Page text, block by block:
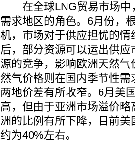
在全球LNG贸易市场中
需求地区的角色。6月份，
机，市场对于供应担忧的
后，部分资源可以运出供
源的竞争，影响欧洲天然
然气价格则在国内季节性
两地价差有所收窄。6月美
高，但由于亚洲市场溢价
洲的比例有所下降，目前
约为40%左右。